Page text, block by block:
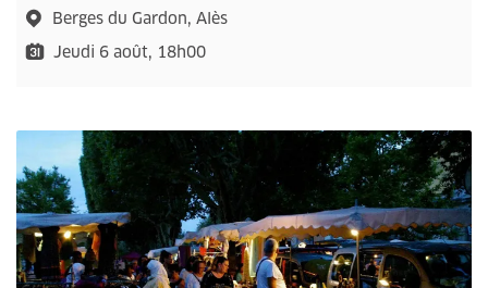
Berges du Gardon, Alès
Jeudi 6 août, 18h00